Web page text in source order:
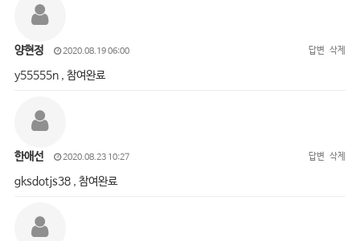
양현정 2020.08.19 06:00 답변 삭제
y55555n , 참여완료
한애선 2020.08.23 10:27 답변 삭제
gksdotjs38 , 참여완료